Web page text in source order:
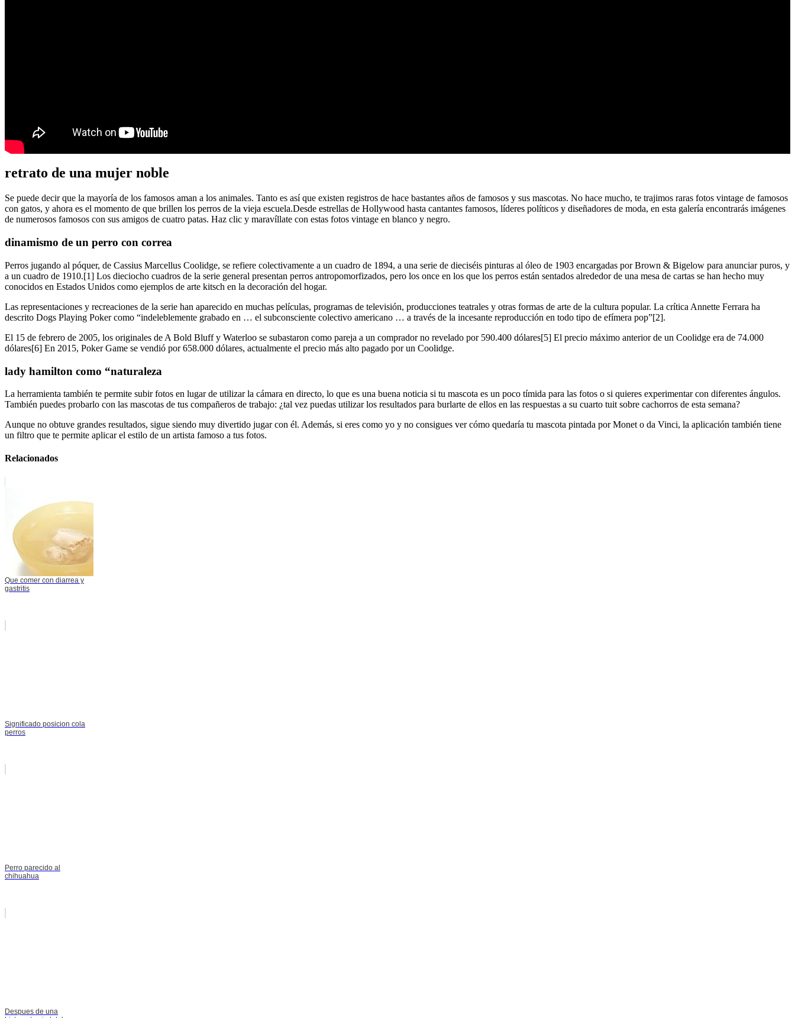
retrato de una mujer noble
Se puede decir que la mayoría de los famosos aman a los animales. Tanto es así que existen registros de hace bastantes años de famosos y sus mascotas. No hace mucho, te trajimos raras fotos vintage de famosos
con gatos, y ahora es el momento de que brillen los perros de la vieja escuela.Desde estrellas de Hollywood hasta cantantes famosos, líderes políticos y diseñadores de moda, en esta galería encontrarás imágenes
de numerosos famosos con sus amigos de cuatro patas. Haz clic y maravíllate con estas fotos vintage en blanco y negro.
dinamismo de un perro con correa
Perros jugando al póquer, de Cassius Marcellus Coolidge, se refiere colectivamente a un cuadro de 1894, a una serie de dieciséis pinturas al óleo de 1903 encargadas por Brown & Bigelow para anunciar puros, y
a un cuadro de 1910.[1] Los dieciocho cuadros de la serie general presentan perros antropomorfizados, pero los once en los que los perros están sentados alrededor de una mesa de cartas se han hecho muy
conocidos en Estados Unidos como ejemplos de arte kitsch en la decoración del hogar.
Las representaciones y recreaciones de la serie han aparecido en muchas películas, programas de televisión, producciones teatrales y otras formas de arte de la cultura popular. La crítica Annette Ferrara ha
descrito Dogs Playing Poker como “indeleblemente grabado en … el subconsciente colectivo americano … a través de la incesante reproducción en todo tipo de efímera pop”[2].
El 15 de febrero de 2005, los originales de A Bold Bluff y Waterloo se subastaron como pareja a un comprador no revelado por 590.400 dólares[5] El precio máximo anterior de un Coolidge era de 74.000
dólares[6] En 2015, Poker Game se vendió por 658.000 dólares, actualmente el precio más alto pagado por un Coolidge.
lady hamilton como “naturaleza
La herramienta también te permite subir fotos en lugar de utilizar la cámara en directo, lo que es una buena noticia si tu mascota es un poco tímida para las fotos o si quieres experimentar con diferentes ángulos.
También puedes probarlo con las mascotas de tus compañeros de trabajo: ¿tal vez puedas utilizar los resultados para burlarte de ellos en las respuestas a su cuarto tuit sobre cachorros de esta semana?
Aunque no obtuve grandes resultados, sigue siendo muy divertido jugar con él. Además, si eres como yo y no consigues ver cómo quedaría tu mascota pintada por Monet o da Vinci, la aplicación también tiene
un filtro que te permite aplicar el estilo de un artista famoso a tus fotos.
Relacionados
Que comer con diarrea y
gastritis
Significado posicion cola
perros
Perro parecido al
chihuahua
Despues de una